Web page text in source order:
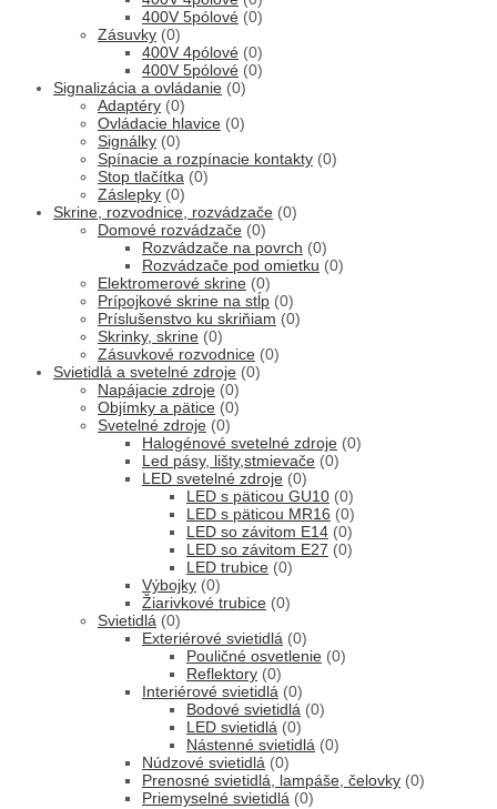
400V 5pólové (0)
Zásuvky (0)
400V 4pólové (0)
400V 5pólové (0)
Signalizácia a ovládanie (0)
Adaptéry (0)
Ovládacie hlavice (0)
Signálky (0)
Spínacie a rozpínacie kontakty (0)
Stop tlačítka (0)
Záslepky (0)
Skrine, rozvodnice, rozvádzače (0)
Domové rozvádzače (0)
Rozvádzače na povrch (0)
Rozvádzače pod omietku (0)
Elektromerové skrine (0)
Prípojkové skrine na stĺp (0)
Príslušenstvo ku skriňiam (0)
Skrinky, skrine (0)
Zásuvkové rozvodnice (0)
Svietidlá a svetelné zdroje (0)
Napájacie zdroje (0)
Objímky a pätice (0)
Svetelné zdroje (0)
Halogénové svetelné zdroje (0)
Led pásy, lišty,stmievače (0)
LED svetelné zdroje (0)
LED s päticou GU10 (0)
LED s päticou MR16 (0)
LED so závitom E14 (0)
LED so závitom E27 (0)
LED trubice (0)
Výbojky (0)
Žiarivkové trubice (0)
Svietidlá (0)
Exteriérové svietidlá (0)
Pouličné osvetlenie (0)
Reflektory (0)
Interiérové svietidlá (0)
Bodové svietidlá (0)
LED svietidlá (0)
Nástenné svietidlá (0)
Núdzové svietidlá (0)
Prenosné svietidlá, lampáše, čelovky (0)
Priemyselné svietidlá (0)